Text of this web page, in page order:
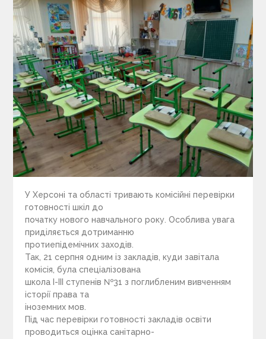
У Херсоні та області тривають комісійні перевірки
готовності шкіл до
початку нового навчального року. Особлива увага
приділяється дотриманню
протиепідемічних заходів.
Так, 21 серпня одним із закладів, куди завітала
комісія, була спеціалізована
школа І-ІІІ ступенів №31 з поглибленим вивченням
історії права та
іноземних мов.
Під час перевірки готовності закладів освіти
проводиться оцінка санітарно-